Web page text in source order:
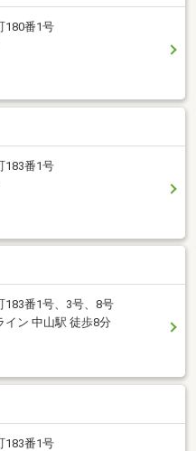
180番1号
183番1号
183番1号、3号、8号
ン 中山駅 徒歩8分
183番1号